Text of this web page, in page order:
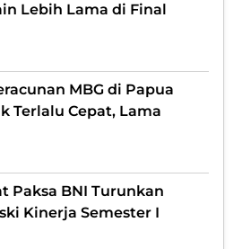
Lebih Lama di Final
MBG di Papua
Terlalu Cepat, Lama
Paksa BNI Turunkan
Kinerja Semester I